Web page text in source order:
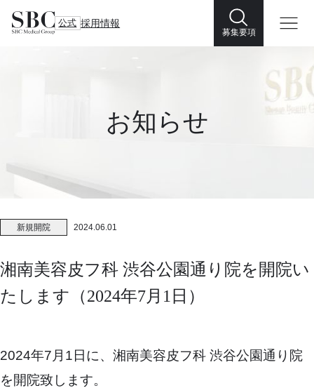
公式 採用情報
募集要項
お知らせ
新規開院 2024.06.01
湘南美容皮フ科 渋谷公園通り院を開院い
たします（2024年7月1日）
2024年7月1日に、湘南美容皮フ科 渋谷公園通り院
を開院致します。